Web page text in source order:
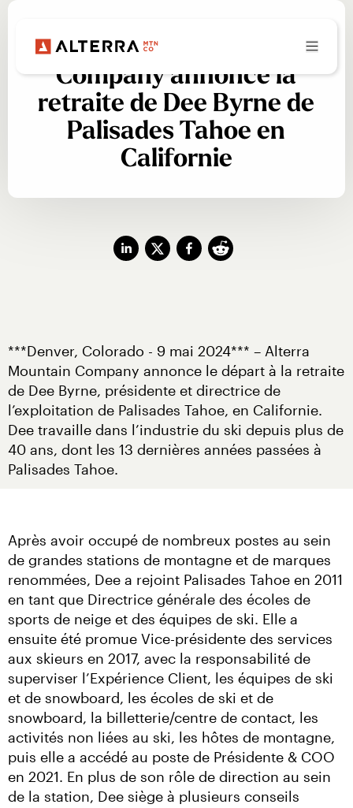
Alterra Mountain
Company annonce la
retraite de Dee Byrne de
Palisades Tahoe en
Californie
***Denver, Colorado - 9 mai 2024*** – Alterra
Mountain Company annonce le départ à la retraite
de Dee Byrne, présidente et directrice de
l’exploitation de Palisades Tahoe, en Californie.
Dee travaille dans l’industrie du ski depuis plus de
40 ans, dont les 13 dernières années passées à
Palisades Tahoe.
Après avoir occupé de nombreux postes au sein
de grandes stations de montagne et de marques
renommées, Dee a rejoint Palisades Tahoe en 2011
en tant que Directrice générale des écoles de
sports de neige et des équipes de ski. Elle a
ensuite été promue Vice-présidente des services
aux skieurs en 2017, avec la responsabilité de
superviser l’Expérience Client, les équipes de ski
et de snowboard, les écoles de ski et de
snowboard, la billetterie/centre de contact, les
activités non liées au ski, les hôtes de montagne,
puis elle a accédé au poste de Présidente & COO
en 2021. En plus de son rôle de direction au sein
de la station, Dee siège à plusieurs conseils